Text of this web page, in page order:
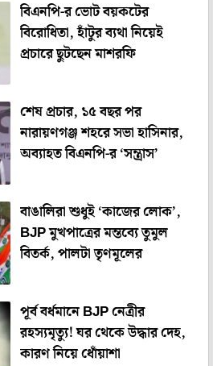
বিএনপি-র ভোট বয়কটের
বিরোধিতা, হাঁটুর ব‌্যথা নিয়েই
প্রচারে ছুটছেন মাশরফি
শেষ প্রচার, ১৫ বছর পর
নারায়ণগঞ্জ শহরে সভা হাসিনার,
অব্যাহত বিএনপি-র ‘সন্ত্রাস’
বাঙালিরা শুধুই ‘কাজের লোক’,
BJP মুখপাত্রের মন্তব্যে তুমুল
বিতর্ক, পালটা তৃণমূলের
পূর্ব বর্ধমানে BJP নেত্রীর
রহস্যমৃত্যু! ঘর থেকে উদ্ধার দেহ,
কারণ নিয়ে ধোঁয়াশা